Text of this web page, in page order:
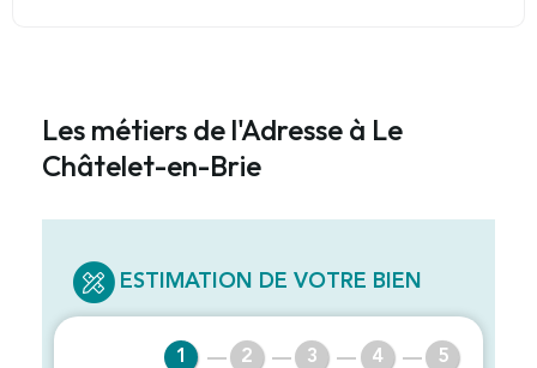
Les métiers de l'Adresse à Le
Châtelet-en-Brie